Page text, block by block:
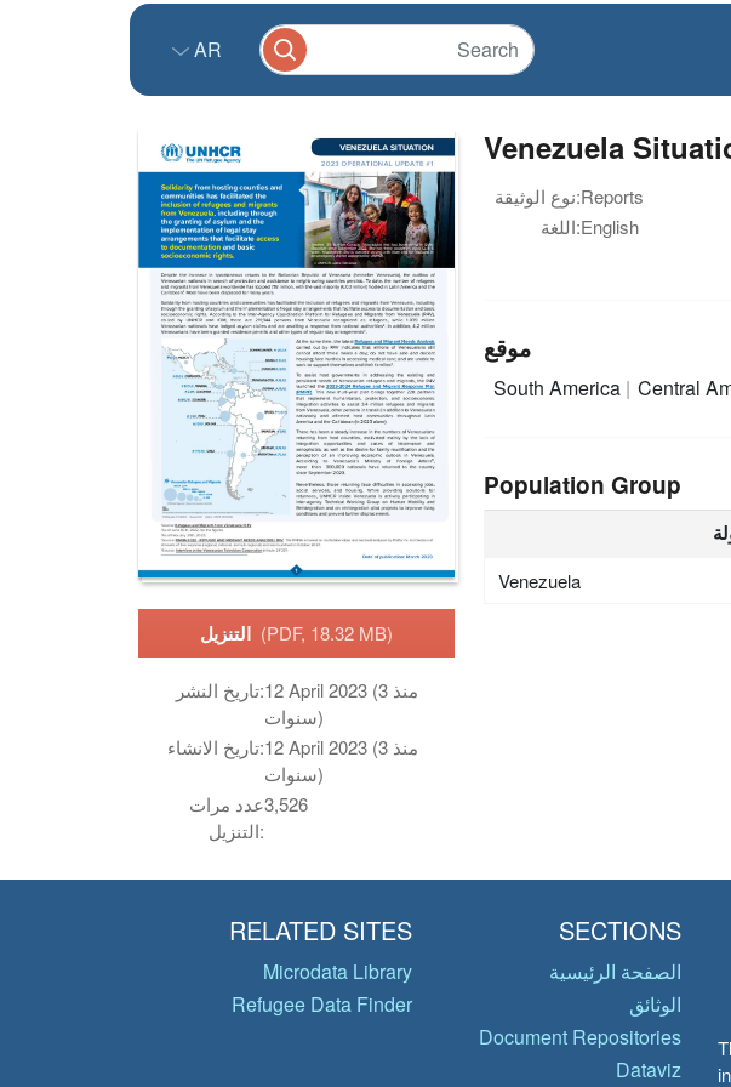
AR
(PDF, 18.32 MB)
تاريخ النشر:12 April 2023 (منذ 3
سنوات)
تاريخ الانشاء:12 April 2023 (منذ 3
سنوات)
عدد مرات
التنزيل:
3,526
Venezuela
نوع الوثيقة:Reports
اللغة:English
موقع
South America Central
Population Group
Venezuela
SECTIONS
الصفحة الرئيسية
الوثائق
Document Repositories
Dataviz
RELATED SITES
Microdata Library
Refugee Data Finder